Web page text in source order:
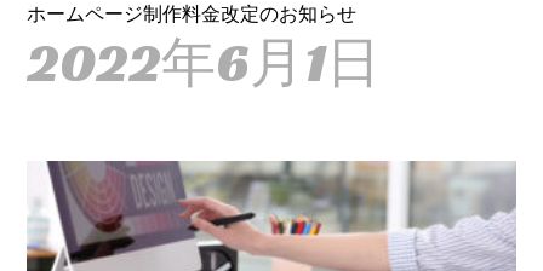
ホームページ制作料金改定のお知らせ
2022年6月1日